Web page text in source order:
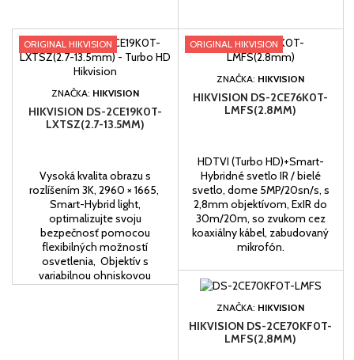
ORIGINAL HIKVISION
ZNAČKA: HIKVISION
HIKVISION DS-2CE19K0T-
LXTSZ(2.7-13.5MM)
Vysoká kvalita obrazu s
rozlíšením 3K, 2960 × 1665,
Smart-Hybrid light,
optimalizujte svoju
bezpečnosť pomocou
flexibilných možností
osvetlenia, Objektív s
variabilnou ohniskovou
vzdialenosťou 2,7 mm až 13,5
ORIGINAL HIKVISION
ZNAČKA: HIKVISION
HIKVISION DS-2CE76K0T-
LMFS(2.8MM)
HDTVI (Turbo HD)+Smart-
Hybridné svetlo IR / bielé
svetlo, dome 5MP/20sn/s, s
2,8mm objektívom, ExIR do
30m/20m, so zvukom cez
koaxiálny kábel, zabudovaný
mikrofón.
ZNAČKA: HIKVISION
HIKVISION DS-2CE70KF0T-
LMFS(2,8MM)